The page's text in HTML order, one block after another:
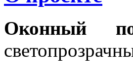
Оконный